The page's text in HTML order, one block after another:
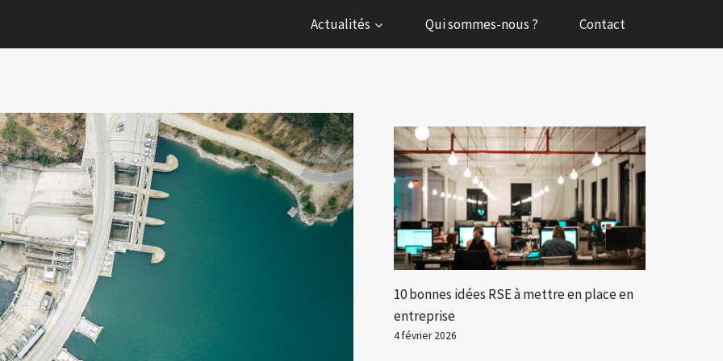
Actualités Qui sommes-nous ? Contact
10 bonnes idées RSE à mettre en place en
entreprise
4 février 2026